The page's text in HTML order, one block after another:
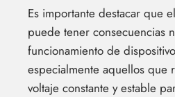
Es importante destacar que
puede tener consecuencias
funcionamiento de
especialmente aquellos que
voltaje constante y estable